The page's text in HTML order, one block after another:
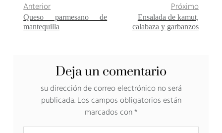
Anterior
Queso parmesano de
mantequilla
Próximo
Ensalada de kamut,
calabaza y garbanzos
Deja un comentario
su dirección de correo electrónico no será
publicada. Los campos obligatorios están
marcados con*